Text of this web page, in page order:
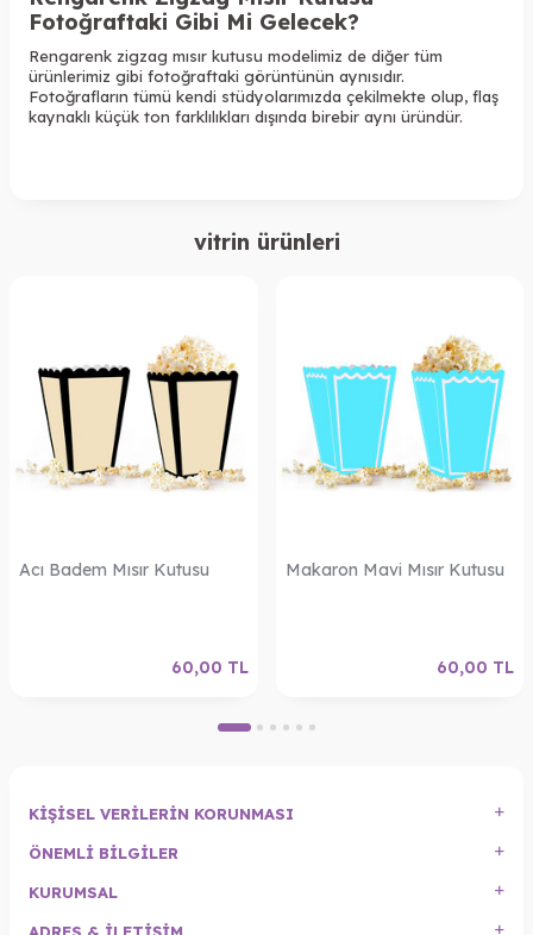
Fotoğraftaki Gibi Mi Gelecek?
Rengarenk zigzag mısır kutusu modelimiz de diğer tüm
ürünlerimiz gibi fotoğraftaki görüntünün aynısıdır.
Fotoğrafların tümü kendi stüdyolarımızda çekilmekte olup, flaş
kaynaklı küçük ton farklılıkları dışında birebir aynı üründür.
vitrin ürünleri
Acı Badem Mısır Kutusu
60,00 TL
Makaron Mavi Mısır Kutusu
60,00 TL
KIŞISEL VERILERIN KORUNMASI
ÖNEMLI BILGILER
KURUMSAL
ADRES & İLETIŞIM